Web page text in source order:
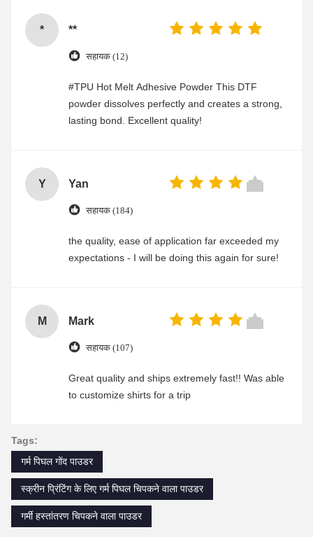
* **
सहायक (12)
#TPU Hot Melt Adhesive Powder This DTF
powder dissolves perfectly and creates a strong,
lasting bond. Excellent quality!
Y Yan
सहायक (184)
the quality, ease of application far exceeded my
expectations - I will be doing this again for sure!
M Mark
सहायक (107)
Great quality and ships extremely fast!! Was able
to customize shirts for a trip
Tags:
गर्म पिघल गोंद पाउडर
स्क्रीन प्रिंटिंग के लिए गर्म पिघल चिपकने वाला पाउडर
गर्मी हस्तांतरण चिपकने वाला पाउडर